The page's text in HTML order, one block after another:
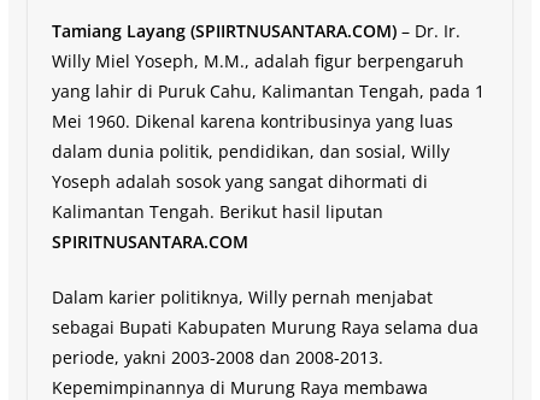
Tamiang Layang (SPIIRTNUSANTARA.COM) – Dr. Ir.
Willy Miel Yoseph, M.M., adalah figur berpengaruh
yang lahir di Puruk Cahu, Kalimantan Tengah, pada 1
Mei 1960. Dikenal karena kontribusinya yang luas
dalam dunia politik, pendidikan, dan sosial, Willy
Yoseph adalah sosok yang sangat dihormati di
Kalimantan Tengah. Berikut hasil liputan
SPIRITNUSANTARA.COM
Dalam karier politiknya, Willy pernah menjabat
sebagai Bupati Kabupaten Murung Raya selama dua
periode, yakni 2003-2008 dan 2008-2013.
Kepemimpinannya di Murung Raya membawa